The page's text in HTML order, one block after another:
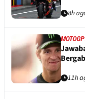
8h
MOTOGP
11h